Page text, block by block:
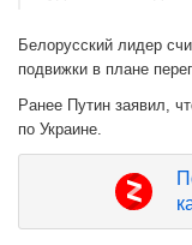
Белорусский лидер
подвижки в плане
Ранее Путин заявил,
по Украине.